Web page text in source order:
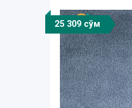
25 309 сўм